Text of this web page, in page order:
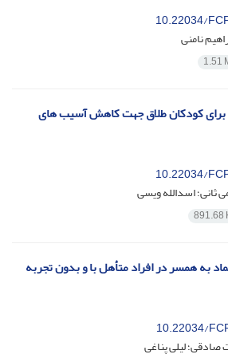
10.22034/
نامنی
1.51
برای کودکان طلاق جهت کاهش آسیب های
10.22034/
ثانی؛ اسدالله ویسی
891.68
به همسر در افراد متأهل با و بدون تجربه
10.22034/
لیلی پناغی